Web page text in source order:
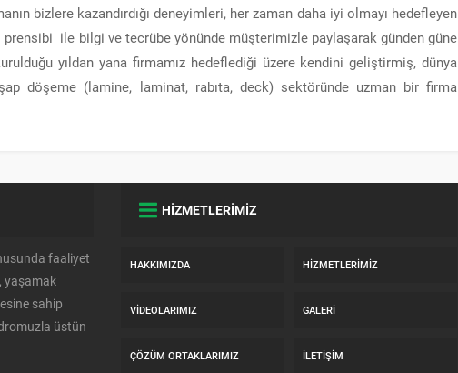
bizlere kazandırdığı deneyimleri, her zaman daha iyi olmayı hedefleyen
ile bilgi ve tecrübe yönünde müşterimizle paylaşarak günden güne
yıldan yana firmamız hedeflediği üzere kendini geliştirmiş, dünya
döşeme (lamine, laminat, rabıta, deck) sektöründe uzman bir firma
faaliyet
yaşamak
sahip
üstün
HİZMETLERİMİZ
HAKKIMIZDA HIZMETLERIMIZ
VIDEOLARIMIZ GALERI
ÇÖZÜM ORTAKLARIMIZ İLETIŞIM